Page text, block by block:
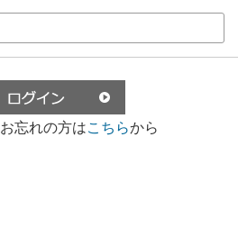
忘れの方はこちらから